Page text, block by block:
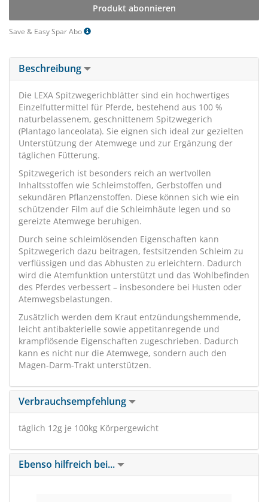
Produkt abonnieren
Save & Easy Spar Abo
Beschreibung
Die LEXA Spitzwegerichblätter sind ein hochwertiges
Einzelfuttermittel für Pferde, bestehend aus 100 %
naturbelassenem, geschnittenem Spitzwegerich
(Plantago lanceolata). Sie eignen sich ideal zur gezielten
Unterstützung der Atemwege und zur Ergänzung der
täglichen Fütterung.
Spitzwegerich ist besonders reich an wertvollen
Inhaltsstoffen wie Schleimstoffen, Gerbstoffen und
sekundären Pflanzenstoffen. Diese können sich wie ein
schützender Film auf die Schleimhäute legen und so
gereizte Atemwege beruhigen.
Durch seine schleimlösenden Eigenschaften kann
Spitzwegerich dazu beitragen, festsitzenden Schleim zu
verflüssigen und das Abhusten zu erleichtern. Dadurch
wird die Atemfunktion unterstützt und das Wohlbefinden
des Pferdes verbessert – insbesondere bei Husten oder
Atemwegsbelastungen.
Zusätzlich werden dem Kraut entzündungshemmende,
leicht antibakterielle sowie appetitanregende und
krampflösende Eigenschaften zugeschrieben. Dadurch
kann es nicht nur die Atemwege, sondern auch den
Magen-Darm-Trakt unterstützen.
Verbrauchsempfehlung
täglich 12g je 100kg Körpergewicht
Ebenso hilfreich bei...